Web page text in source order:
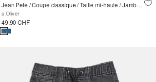
Jean Pete / Coupe classique / Taille mi-haute / Jambe droite
s.Oliver
49.90 CHF